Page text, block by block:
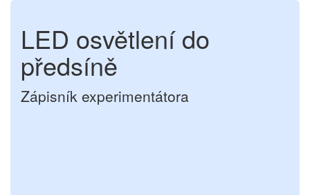
LED osvětlení do
předsíně
Zápisník experimentátora